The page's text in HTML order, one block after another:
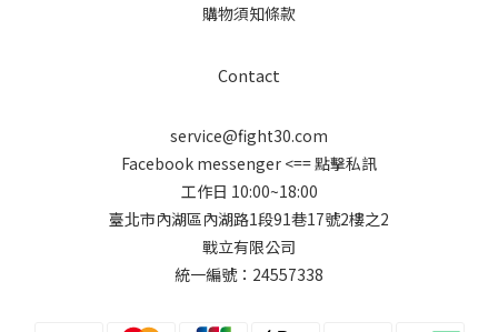
購物須知條款
Contact
service@fight30.com
Facebook messenger <== 點擊私訊
工作日 10:00~18:00
臺北市內湖區內湖路1段91巷17號2樓之2
戰立有限公司
統一編號：24557338